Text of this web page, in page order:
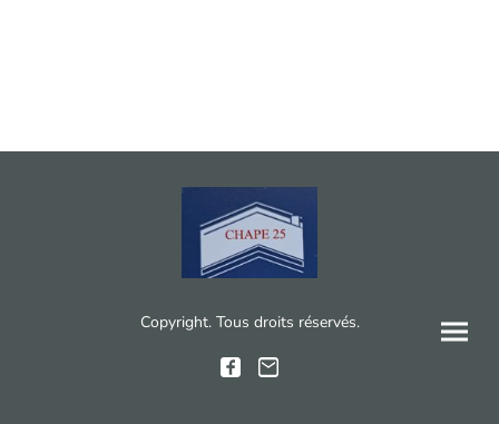
Copyright. Tous droits réservés.